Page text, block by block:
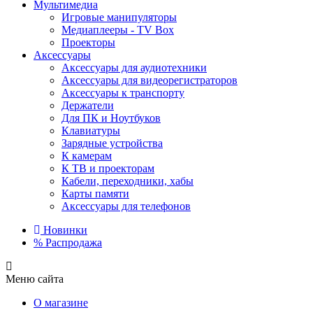
Мультимедиа
Игровые манипуляторы
Медиаплееры - TV Box
Проекторы
Аксессуары
Аксессуары для аудиотехники
Аксессуары для видеорегистраторов
Аксессуары к транспорту
Держатели
Для ПК и Ноутбуков
Клавиатуры
Зарядные устройства
К камерам
К ТВ и проекторам
Кабели, переходники, хабы
Карты памяти
Аксессуары для телефонов
Новинки
% Распродажа
Меню сайта
О магазине